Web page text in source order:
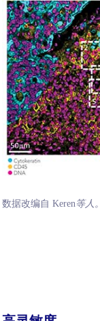
数据改编自 Keren 等人。